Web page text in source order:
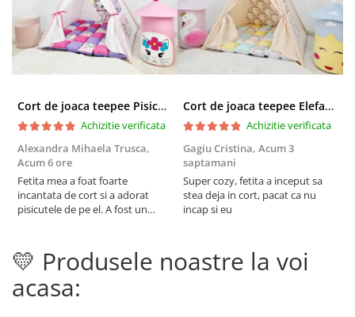
Cort de joaca teepee Pisicuta Marie - roz
Achizitie verificata
Alexandra Mihaela Trusca,
Acum 6 ore
Fetita mea a foat foarte
incantata de cort si a adorat
pisicutele de pe el. A fost un
cortului asa ca am scris si mi s-a
raspuns rapid si eficient , chiar
mi s-au dat anumite sugestii. ...
Cort de joaca teepee Elefanti - bej
Achizitie verificata
Gagiu Cristina, Acum 3
saptamani
Super cozy, fetita a inceput sa
stea deja in cort, pacat ca nu
incap si eu
💛 Produsele noastre la voi
acasa: